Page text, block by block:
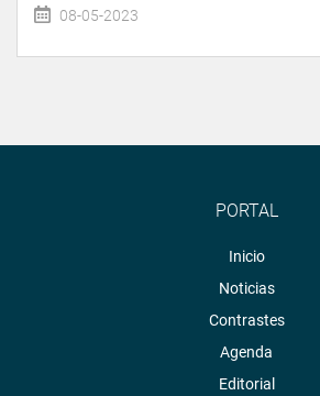
08-05-2023
PORTAL
Inicio
Noticias
Contrastes
Agenda
Editorial